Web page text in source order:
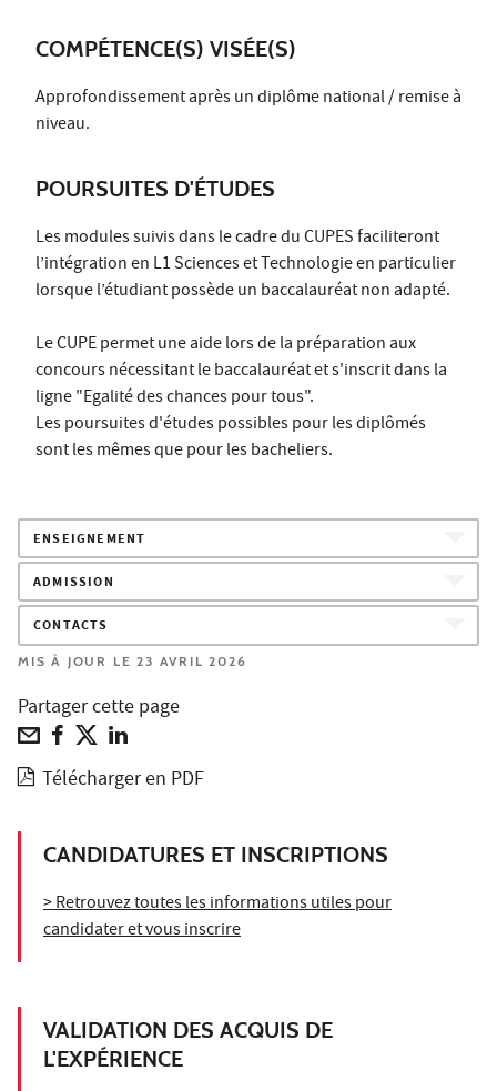
COMPÉTENCE(S) VISÉE(S)
Approfondissement après un diplôme national / remise à
niveau.
POURSUITES D'ÉTUDES
Les modules suivis dans le cadre du CUPES faciliteront
l’intégration en L1 Sciences et Technologie en particulier
lorsque l’étudiant possède un baccalauréat non adapté.
Le CUPE permet une aide lors de la préparation aux
concours nécessitant le baccalauréat et s'inscrit dans la
ligne "Egalité des chances pour tous".
Les poursuites d'études possibles pour les diplômés
sont les mêmes que pour les bacheliers.
ENSEIGNEMENT
ADMISSION
CONTACTS
MIS À JOUR LE 23 AVRIL 2026
Partager cette page
Télécharger en PDF
CANDIDATURES ET INSCRIPTIONS
> Retrouvez toutes les informations utiles pour
candidater et vous inscrire
VALIDATION DES ACQUIS DE
L'EXPÉRIENCE